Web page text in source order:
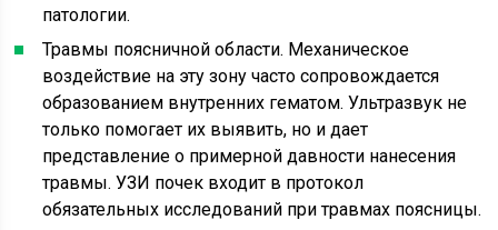
патологии.
Травмы поясничной области. Механическое
воздействие на эту зону часто сопровождается
образованием внутренних гематом. Ультразвук не
только помогает их выявить, но и дает
представление о примерной давности нанесения
травмы. УЗИ почек входит в протокол
обязательных исследований при травмах поясницы.